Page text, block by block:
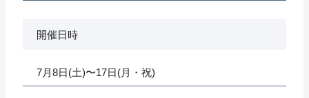
開催日時
7月8日(土)〜17日(月・祝)